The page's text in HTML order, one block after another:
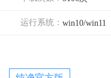
运行系统： win10/win11